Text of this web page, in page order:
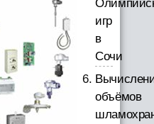
игр
в
Сочи
объёмов